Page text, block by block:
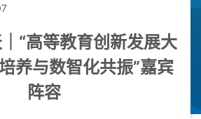
“高等教育创新发展大
与数智化共振”嘉宾
阵容